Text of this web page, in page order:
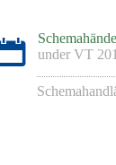
under VT